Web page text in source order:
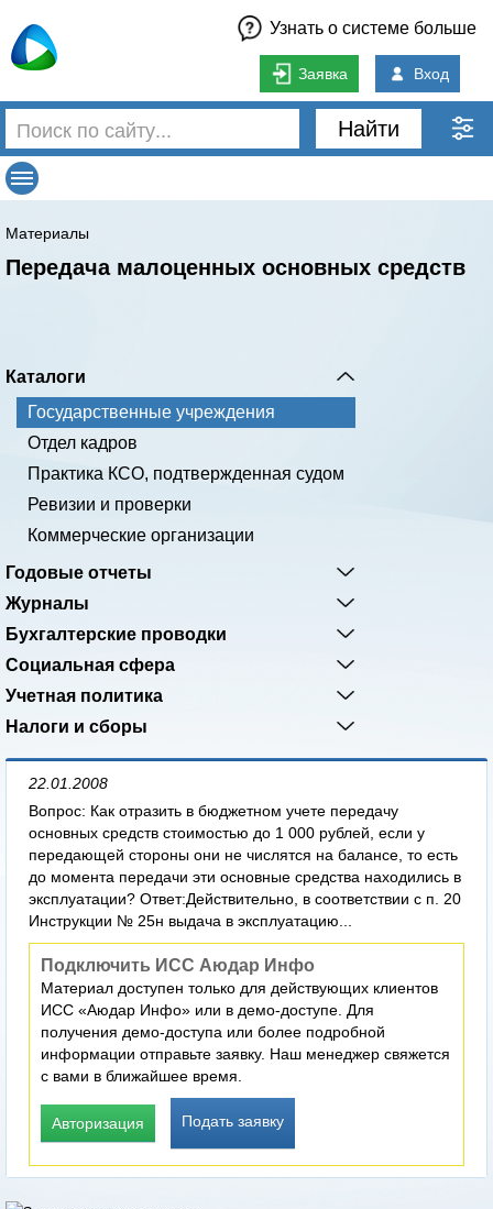
Узнать о системе больше
Заявка Вход
Найти
Материалы
Передача малоценных основных средств
Каталоги
Государственные учреждения
Отдел кадров
Практика КСО, подтвержденная судом
Ревизии и проверки
Коммерческие организации
Годовые отчеты
Журналы
Бухгалтерские проводки
Социальная сфера
Учетная политика
Налоги и сборы
22.01.2008
Вопрос: Как отразить в бюджетном учете передачу
основных средств стоимостью до 1 000 рублей, если у
передающей стороны они не числятся на балансе, то есть
до момента передачи эти основные средства находились в
эксплуатации? Ответ:Действительно, в соответствии с п. 20
Инструкции № 25н выдача в эксплуатацию...
Подключить ИСС Аюдар Инфо
Материал доступен только для действующих клиентов
ИСС «Аюдар Инфо» или в демо-доступе. Для
получения демо-доступа или более подробной
информации отправьте заявку. Наш менеджер свяжется
с вами в ближайшее время.
Авторизация Подать заявку